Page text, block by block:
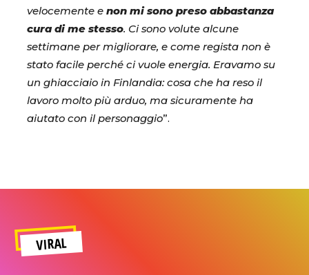
velocemente e non mi sono preso abbastanza
cura di me stesso. Ci sono volute alcune
settimane per migliorare, e come regista non è
stato facile perché ci vuole energia. Eravamo su
un ghiacciaio in Finlandia: cosa che ha reso il
lavoro molto più arduo, ma sicuramente ha
aiutato con il personaggio”.
VIRAL